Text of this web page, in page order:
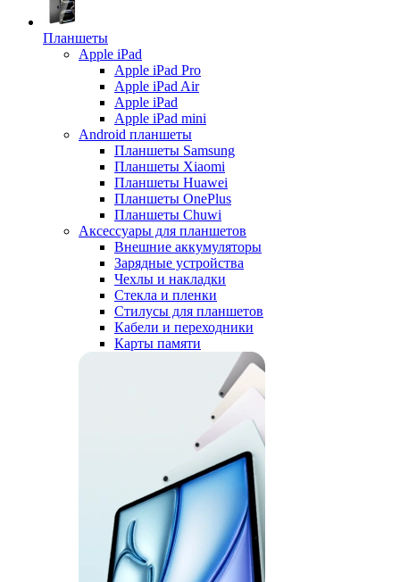
Планшеты
Apple iPad
Apple iPad Pro
Apple iPad Air
Apple iPad
Apple iPad mini
Android планшеты
Планшеты Samsung
Планшеты Xiaomi
Планшеты Huawei
Планшеты OnePlus
Планшеты Chuwi
Аксессуары для планшетов
Внешние аккумуляторы
Зарядные устройства
Чехлы и накладки
Стекла и пленки
Стилусы для планшетов
Кабели и переходники
Карты памяти